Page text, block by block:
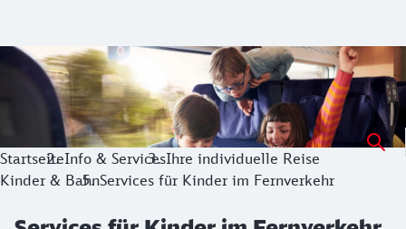
Services für Kinder im Fernverkehr -
Mit unseren vielfältigen Überraschungen an Bord und
StartseiteInfo & ServicesIhre individuelle Reise
Kinder & BahnServices für Kinder im Fernverkehr